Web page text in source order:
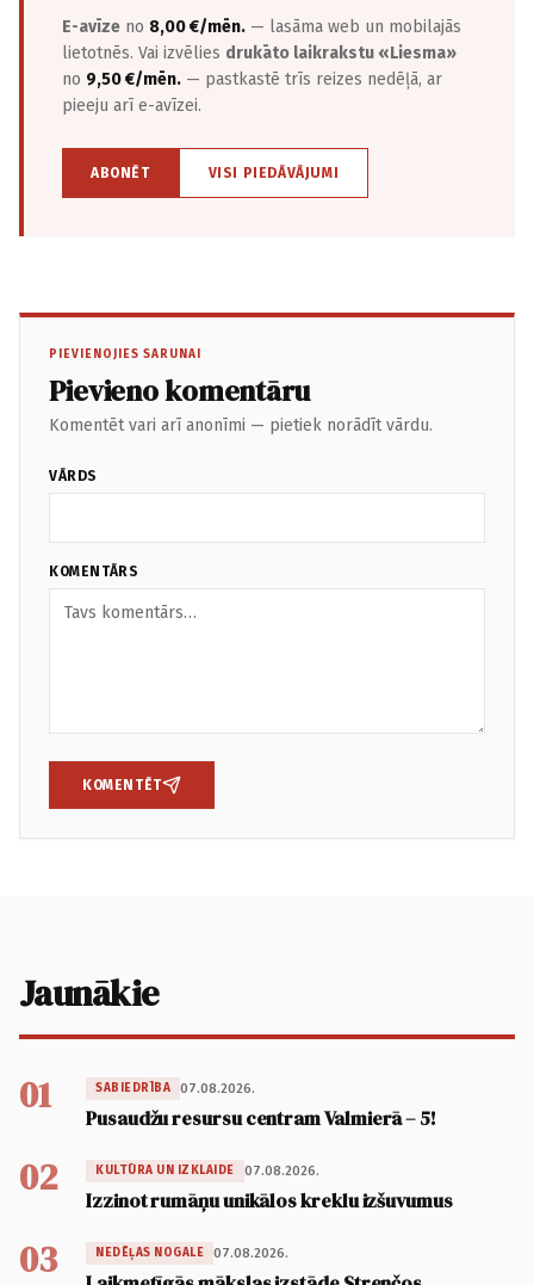
E-avīze no 8,00 €/mēn. — lasāma web un mobilajās
lietotnēs. Vai izvēlies drukāto laikrakstu «Liesma»
no 9,50 €/mēn. — pastkastē trīs reizes nedēļā, ar
pieeju arī e-avīzei.
ABONĒT VISI PIEDĀVĀJUMI
PIEVIENOJIES SARUNAI
Pievieno komentāru
Komentēt vari arī anonīmi — pietiek norādīt vārdu.
VĀRDS
KOMENTĀRS
KOMENTĒT
Jaunākie
01 SABIEDRĪBA 07.08.2026.
Pusaudžu resursu centram Valmierā – 5!
02 KULTŪRA UN IZKLAIDE 07.08.2026.
Izzinot rumāņu unikālos kreklu izšuvumus
03 NEDĒĻAS NOGALE 07.08.2026.